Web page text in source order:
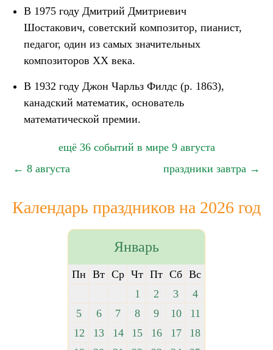
В 1975 году Дмитрий Дмитриевич
Шостакович, советский композитор, пианист,
педагог, один из самых значительных
композиторов XX века.
В 1932 году Джон Чарльз Филдс (р. 1863),
канадский математик, основатель
математической премии.
ещё 36 событий в мире 9 августа
← 8 августа
праздники завтра →
Календарь праздников на 2026 год
Январь
Пн Вт Ср Чт Пт Сб Вс
1
2 3
4
5
6 7 8 9 10
11
12
13 14 15 16 17
18